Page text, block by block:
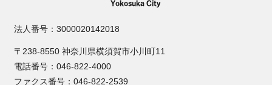
法人番号：3000020142018
〒238-8550 神奈川県横須賀市小川町11
電話番号：046-822-4000
ファクス番号：046-822-2539